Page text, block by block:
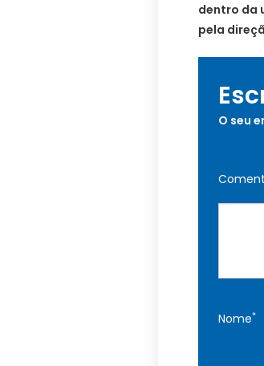
dentro da
pela
O seu
Nome*